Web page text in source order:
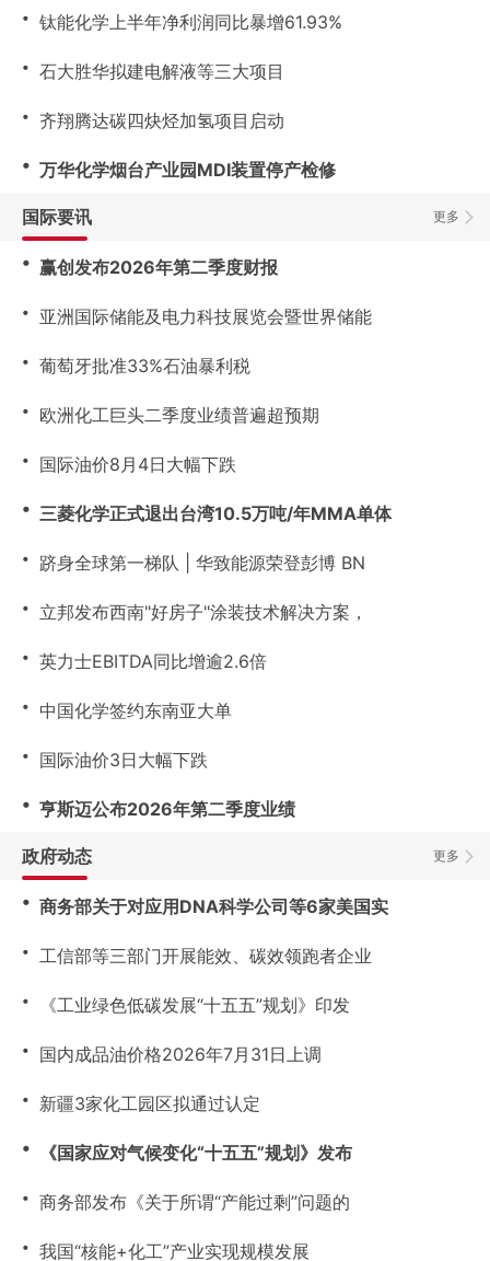
・ 钛能化学上半年净利润同比暴增61.93%
・ 石大胜华拟建电解液等三大项目
・ 齐翔腾达碳四炔烃加氢项目启动
・ 万华化学烟台产业园MDI装置停产检修
更多
国际要讯
・ 赢创发布2026年第二季度财报
・ 亚洲国际储能及电力科技展览会暨世界储能
・ 葡萄牙批准33%石油暴利税
・ 欧洲化工巨头二季度业绩普遍超预期
・ 国际油价8月4日大幅下跌
・ 三菱化学正式退出台湾10.5万吨/年MMA单体
・ 跻身全球第一梯队 | 华致能源荣登彭博 BN
・ 立邦发布西南"好房子"涂装技术解决方案，
・ 英力士EBITDA同比增逾2.6倍
・ 中国化学签约东南亚大单
・ 国际油价3日大幅下跌
・ 亨斯迈公布2026年第二季度业绩
更多
政府动态
・ 商务部关于对应用DNA科学公司等6家美国实
・ 工信部等三部门开展能效、碳效领跑者企业
・ 《工业绿色低碳发展“十五五”规划》印发
・ 国内成品油价格2026年7月31日上调
・ 新疆3家化工园区拟通过认定
・ 《国家应对气候变化“十五五”规划》发布
・ 商务部发布《关于所谓“产能过剩”问题的
・ 我国“核能+化工”产业实现规模发展